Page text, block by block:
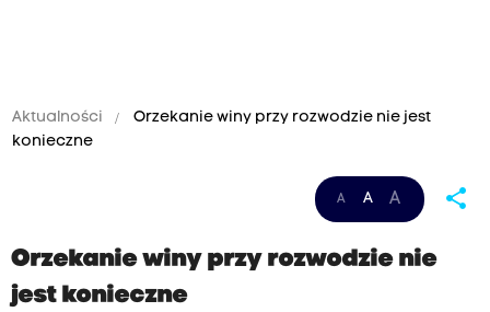
Aktualności
Orzekanie winy przy rozwodzie nie jest
konieczne
A A A share
Orzekanie winy przy rozwodzie nie
jest konieczne